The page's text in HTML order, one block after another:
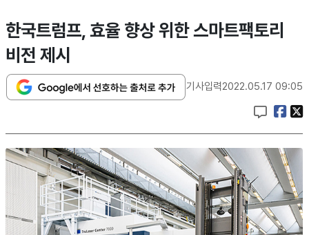
한국트럼프, 효율 향상 위한 스마트팩토리
비전 제시
기사입력2022.05.17 09:05